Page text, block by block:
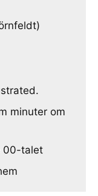
minuter om
00-talet